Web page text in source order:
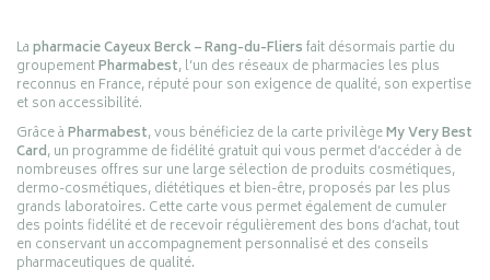
Lapharmacie Cayeux Berck – Rang-du-Fliersfait désormais partie du
groupementPharmabest, l’un des réseaux de pharmacies les plus
reconnus en France, réputé pour son exigence de qualité, son expertise
et son accessibilité.
Grâce àPharmabest, vous bénéficiez de la carte privilègeMy Very Best
Card, un programme de fidélité gratuit qui vous permet d’accéder à de
nombreuses offres sur une large sélection de produits cosmétiques,
dermo-cosmétiques, diététiques et bien-être, proposés par les plus
grands laboratoires. Cette carte vous permet également de cumuler
des points fidélité et de recevoir régulièrement des bons d’achat, tout
en conservant un accompagnement personnalisé et des conseils
pharmaceutiques de qualité.